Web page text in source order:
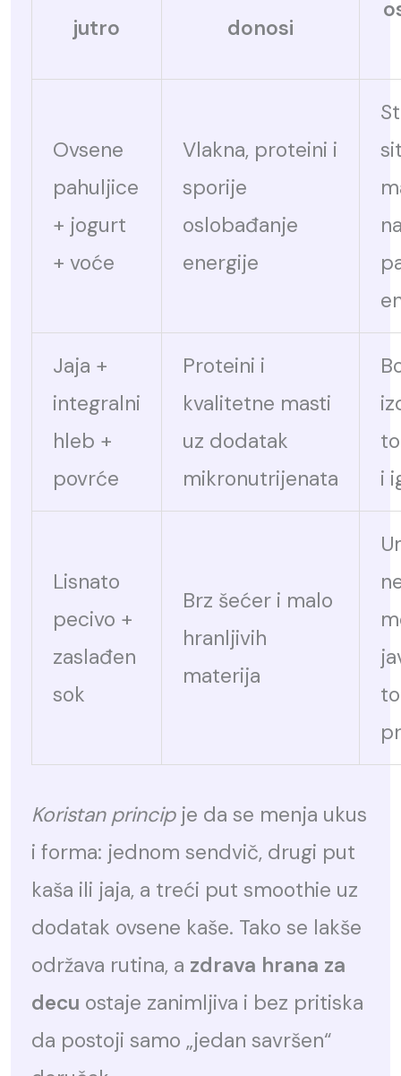
jutro
donosi
Ovsene
pahuljice
+ jogurt
+ voće
Vlakna, proteini i
sporije
oslobađanje
energije
Jaja +
integralni
hleb +
povrće
Proteini i
kvalitetne masti
uz dodatak
mikronutrijenata
i
Lisnato
pecivo +
zaslađen
sok
Brz šećer i malo
hranljivih
materija
Koristan principje da se menja ukus
i forma: jednom sendvič, drugi put
kaša ili jaja, a treći put smoothie uz
dodatak ovsene kaše. Tako se lakše
održava rutina, a zdrava hrana za
decu ostaje zanimljiva i bez pritiska
da postoji samo „jedan savršen“